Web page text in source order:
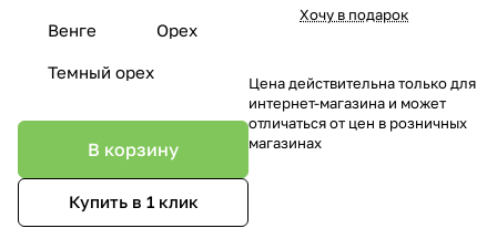
Венге Орех
Темный орех
В корзину
Купить в 1 клик
Хочу в подарок
Цена действительна только для
интернет-магазина и может
отличаться от цен в розничных
магазинах